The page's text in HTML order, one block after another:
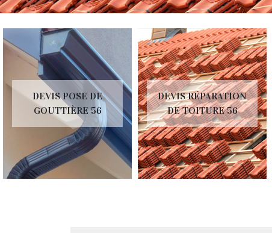
DEVIS POSE DE
GOUTTIÈRE 56
DEVIS RÉPARATION
DE TOITURE 56